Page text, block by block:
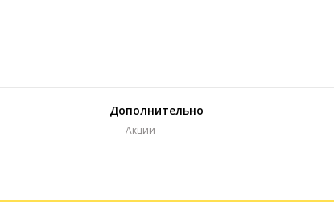
Дополнительно
Акции